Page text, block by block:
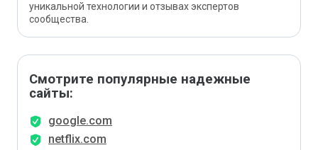
уникальной технологии и отзывах экспертов
сообщества.
Смотрите популярные надежные
сайты:
google.com
netflix.com